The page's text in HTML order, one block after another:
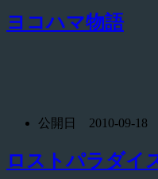
ヨコハマ物語
公開日 2010-09-18
ロストパラダイ